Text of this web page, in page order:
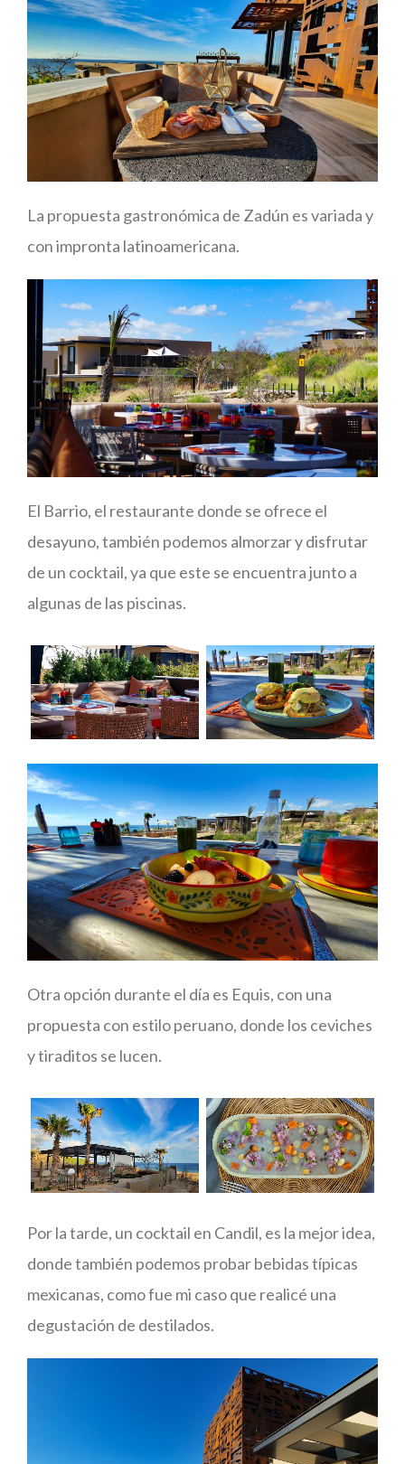
La propuesta gastronómica de Zadún es variada y
con impronta latinoamericana.
El Barrio, el restaurante donde se ofrece el
desayuno, también podemos almorzar y disfrutar
de un cocktail, ya que este se encuentra junto a
algunas de las piscinas.
Otra opción durante el día es Equis, con una
propuesta con estilo peruano, donde los ceviches
y tiraditos se lucen.
Por la tarde, un cocktail en Candil, es la mejor idea,
donde también podemos probar bebidas típicas
mexicanas, como fue mi caso que realicé una
degustación de destilados.